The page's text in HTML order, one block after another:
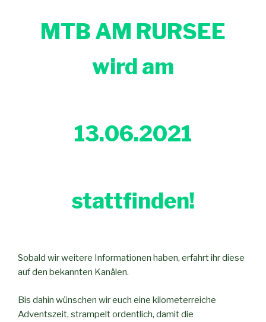
MTB AM RURSEE
wird am
13.06.2021
stattfinden!
Sobald wir weitere Informationen haben, erfahrt ihr diese
auf den bekannten Kanälen.
Bis dahin wünschen wir euch eine kilometerreiche
Adventszeit, strampelt ordentlich, damit die